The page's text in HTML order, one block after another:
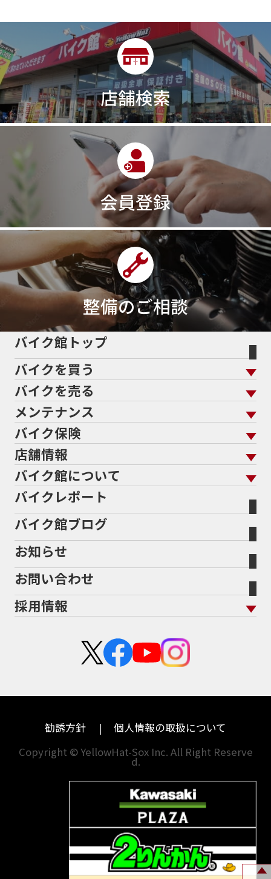
店舗検索
会員登録
整備のご相談
バイク館トップ
バイクを買う
バイクを買う トップ
バイクを探す
メーカーから探す
色から探す
スタイルから探す
排気量から探す
地域から探す
走行距離から探す
中古車から探す
バイクを売る
バイクを売る トップ
バイク館買取の強み
バイクを高く売るコツ
バイク買取の流れ
全国展開の強み
よくあるご質問
バイク買取強化車両
メーカー別買取相場・
ヤマハ
ホンダ
スズキ
ハーレーダビッドソン
ドゥカティ
トライアンフ
アプリリア
KTM
モトグッツイ
MVアグスタ
他海外ﾒｰｶｰ
メンテナンス
メンテナンス トップ
バイク点検
バイク車検
Bikeep
プロテクションフィルム
バイク保険
バイク保険 トップ
自賠責保険
任意保険
バイク保険無料見積り（現在未加入の方）
バイク保険無料見積り（他社でご加入の方）
盗難保険
店舗情報
店舗情報 トップ
北海道
宮城
福島
茨城
栃木
兵庫
福岡
長崎
熊本
バイク館について
バイク館について トップ
バイク館が選ばれる理由
会社概要
沿革
二輪公正取引協議会加盟店
バイクレポート
バイク館ブログ
お知らせ
お問い合わせ
採用情報
中途採用・アルバイト
勧誘方針
個人情報の取扱について
Copyright © YellowHat-Sox Inc. All Right Reserve
d.